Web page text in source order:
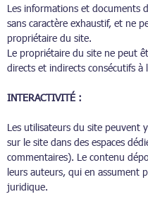
Les informations et documents
sans caractère exhaustif, et ne
propriétaire du site.
Le propriétaire du site ne peut
directs et indirects consécutifs à
INTERACTIVITÉ :
Les utilisateurs du site peuvent
sur le site dans des espaces
commentaires). Le contenu
leurs auteurs, qui en assument
juridique.